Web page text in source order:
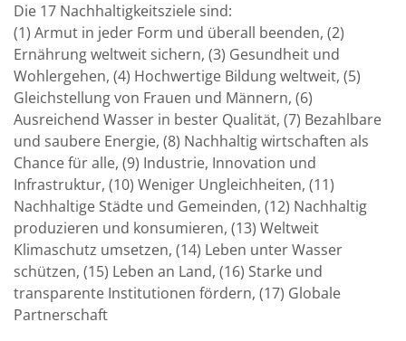
Die 17 Nachhaltigkeitsziele sind:
(1) Armut in jeder Form und überall beenden, (2)
Ernährung weltweit sichern, (3) Gesundheit und
Wohlergehen, (4) Hochwertige Bildung weltweit, (5)
Gleichstellung von Frauen und Männern, (6)
Ausreichend Wasser in bester Qualität, (7) Bezahlbare
und saubere Energie, (8) Nachhaltig wirtschaften als
Chance für alle, (9) Industrie, Innovation und
Infrastruktur, (10) Weniger Ungleichheiten, (11)
Nachhaltige Städte und Gemeinden, (12) Nachhaltig
produzieren und konsumieren, (13) Weltweit
Klimaschutz umsetzen, (14) Leben unter Wasser
schützen, (15) Leben an Land, (16) Starke und
transparente Institutionen fördern, (17) Globale
Partnerschaft